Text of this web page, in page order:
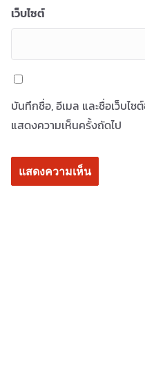
เว็บไซต์
บันทึกชื่อ, อีเมล และชื่อเว็บไซ
แสดงความเห็นครั้งถัดไป